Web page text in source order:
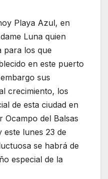
Playa Azul, en
Luna quien
para los que
en este puerto
sus
crecimiento, los
de esta ciudad en
Ocampo del Balsas
este lunes 23 de
se habrá de
especial de la